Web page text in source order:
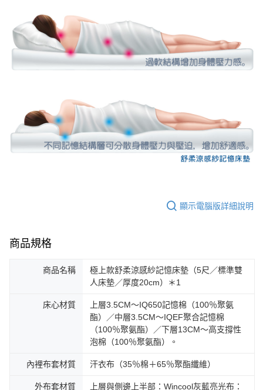
顯示電腦版詳細說明
商品規格
商品名稱
極上款舒柔涼感紗記憶床墊（5尺／標準雙
人床墊／厚度20cm）＊1
床心材質
上層3.5CM～IQ650記憶棉（100％聚氨
酯）／中層3.5CM～IQEF聚合記憶棉
（100％聚氨酯）／下層13CM～高支撐性
泡棉（100％聚氨酯）。
內裡布套材質 汗衣布（35％棉＋65％聚酯纖維）
外布套材質
上層與側邊上半部：Wincool灰藍亮光布：